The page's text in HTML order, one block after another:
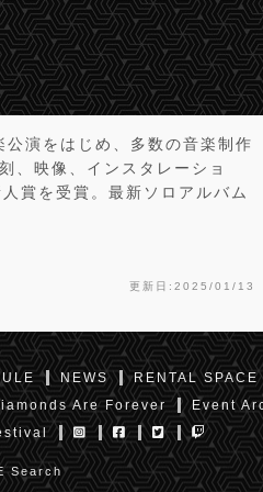
演をはじめ、多数の音楽制作
、映像、インスタレーショ
賞を受賞。最新ソロアルバム
更新日:2025/01/13
NEWS RENTAL SPACE
Are Forever Event
Search